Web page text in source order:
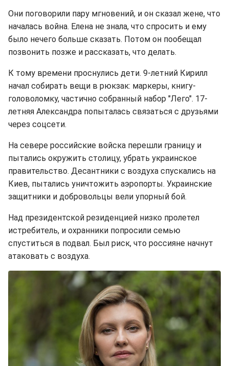
Они поговорили пару мгновений, и он сказал жене, что
началась война. Елена не знала, что спросить и ему
было нечего больше сказать. Потом он пообещал
позвонить позже и рассказать, что делать.
К тому времени проснулись дети. 9-летний Кирилл
начал собирать вещи в рюкзак: маркеры, книгу-
головоломку, частично собранный набор "Лего". 17-
летняя Александра попыталась связаться с друзьями
через соцсети.
На севере российские войска перешли границу и
пытались окружить столицу, убрать украинское
правительство. Десантники с воздуха спускались на
Киев, пытались уничтожить аэропорты. Украинские
защитники и добровольцы вели упорный бой.
Над президентской резиденцией низко пролетел
истребитель, и охранники попросили семью
спуститься в подвал. Был риск, что россияне начнут
атаковать с воздуха.